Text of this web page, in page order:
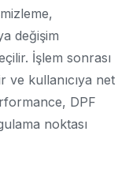
değişim
İşlem sonrası
ve kullanıcıya net
DPF
noktası